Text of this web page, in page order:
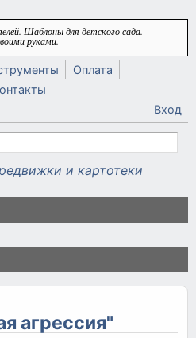
Шаблоны для детского сада.
руками.
Оплата
Вход
и картотеки
агрессия"